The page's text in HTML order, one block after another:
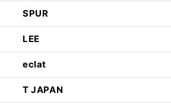
SPUR
LEE
eclat
T JAPAN